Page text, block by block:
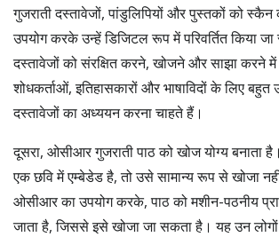
गुजराती दस्तावेजों, पांडुलिपियों और पुस्तकों को
उपयोग करके उन्हें डिजिटल रूप में परिवर्तित किया
दस्तावेजों को संरक्षित करने, खोजने और साझा करने
शोधकर्ताओं, इतिहासकारों और भाषाविदों के लिए बहुत
दस्तावेजों का अध्ययन करना चाहते हैं।
दूसरा, ओसीआर गुजराती पाठ को खोज योग्य बनाता
एक छवि में एम्बेडेड है, तो उसे सामान्य रूप से खोजा
ओसीआर का उपयोग करके, पाठ को मशीन-पठनीय
जाता है, जिससे इसे खोजा जा सकता है। यह उन